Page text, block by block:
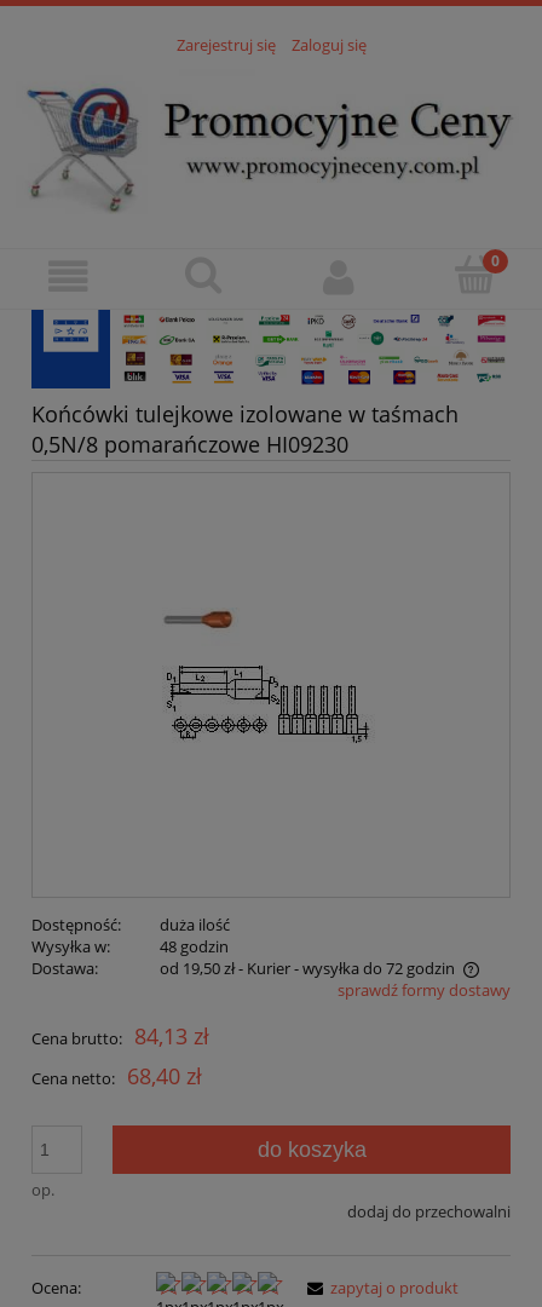
Zarejestruj się Zaloguj się
Końcówki tulejkowe izolowane w taśmach
0,5N/8 pomarańczowe HI09230
Dostępność:
duża ilość
Wysyłka w:
48 godzin
Dostawa:
od 19,50 zł- Kurier - wysyłka do 72 godzin
Cena nie zawiera ewentualnych kosztów płatnościsprawdź formy dostawy
Cena brutto: 84,13 zł
Cena netto: 68,40 zł
op.
do koszyka
dodaj do przechowalni
Ocena:
zapytaj o produkt